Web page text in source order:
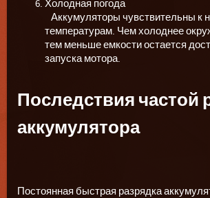
Холодная погода
Аккумуляторы чувствительны к
температурам. Чем холоднее
тем меньше емкости остается
запуска мотора.
Последствия частой
аккумулятора
Постоянная быстрая разрядка